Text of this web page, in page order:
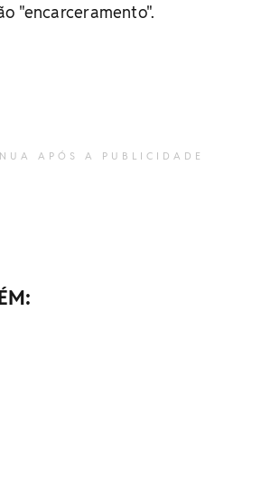
"encarceramento".
APÓS A PUBLICIDADE